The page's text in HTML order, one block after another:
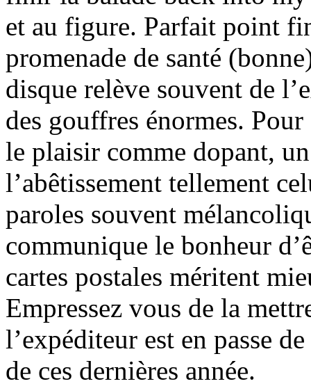
et au figure. Parfait point
promenade de santé
disque relève souvent de
des gouffres énormes.
le plaisir comme dopant,
l’abêtissement tellement
paroles souvent
communique le bonheur
cartes postales méritent
Empressez vous de la
l’expéditeur est en passe
de ces dernières année.